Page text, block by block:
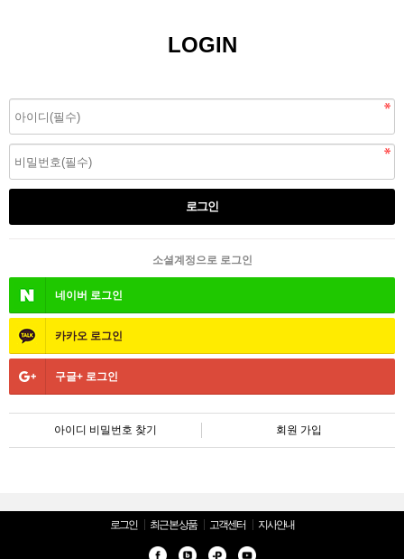
LOGIN
소셜계정으로 로그인
네이버 로그인
카카오 로그인
구글+ 로그인
아이디 비밀번호 찾기 회원 가입
로그인 최근 본 상품 고객센터 지사안내